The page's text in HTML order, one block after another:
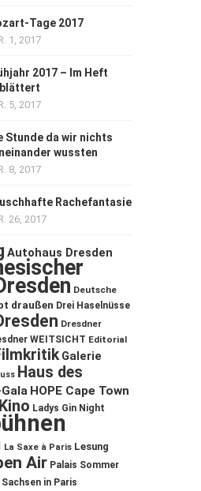
Tage 2017
1, 2017
2017 – Im Heft
5, 2017
Stunde da wir nichts
wussten
8, 2017
Rachefantasie
26, 2017
Autohaus Dresden
Deutsche
draußen Drei Haselnüsse
Dresdner
WEITSICHT Editorial
Galerie
Haus des
HOPE Cape Town
Kino Ladys Gin Night
La Saxe à Paris Lesung
Air Palais Sommer
Sachsen in Paris